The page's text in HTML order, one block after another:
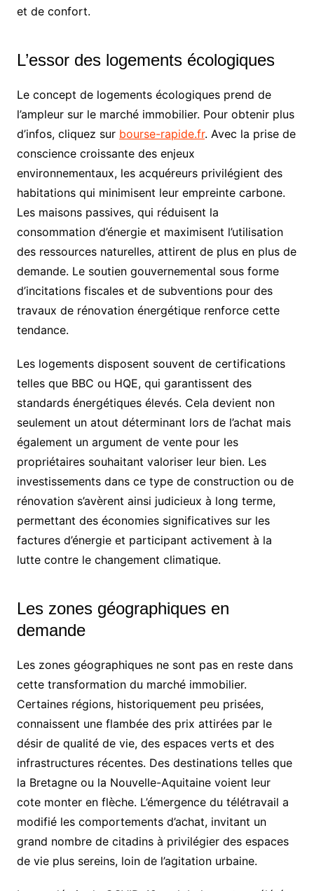
et de confort.
L’essor des logements écologiques
Le concept de logements écologiques prend de
l’ampleur sur le marché immobilier. Pour obtenir plus
d’infos, cliquez sur bourse-rapide.fr. Avec la prise de
conscience croissante des enjeux
environnementaux, les acquéreurs privilégient des
habitations qui minimisent leur empreinte carbone.
Les maisons passives, qui réduisent la
consommation d’énergie et maximisent l’utilisation
des ressources naturelles, attirent de plus en plus de
demande. Le soutien gouvernemental sous forme
d’incitations fiscales et de subventions pour des
travaux de rénovation énergétique renforce cette
tendance.
Les logements disposent souvent de certifications
telles que BBC ou HQE, qui garantissent des
standards énergétiques élevés. Cela devient non
seulement un atout déterminant lors de l’achat mais
également un argument de vente pour les
propriétaires souhaitant valoriser leur bien. Les
investissements dans ce type de construction ou de
rénovation s’avèrent ainsi judicieux à long terme,
permettant des économies significatives sur les
factures d’énergie et participant activement à la
lutte contre le changement climatique.
Les zones géographiques en
demande
Les zones géographiques ne sont pas en reste dans
cette transformation du marché immobilier.
Certaines régions, historiquement peu prisées,
connaissent une flambée des prix attirées par le
désir de qualité de vie, des espaces verts et des
infrastructures récentes. Des destinations telles que
la Bretagne ou la Nouvelle-Aquitaine voient leur
cote monter en flèche. L’émergence du télétravail a
modifié les comportements d’achat, invitant un
grand nombre de citadins à privilégier des espaces
de vie plus sereins, loin de l’agitation urbaine.